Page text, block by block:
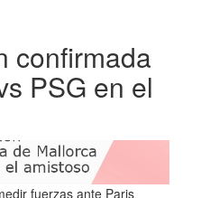
confirmada
PSG en el
fuerzas ante Paris